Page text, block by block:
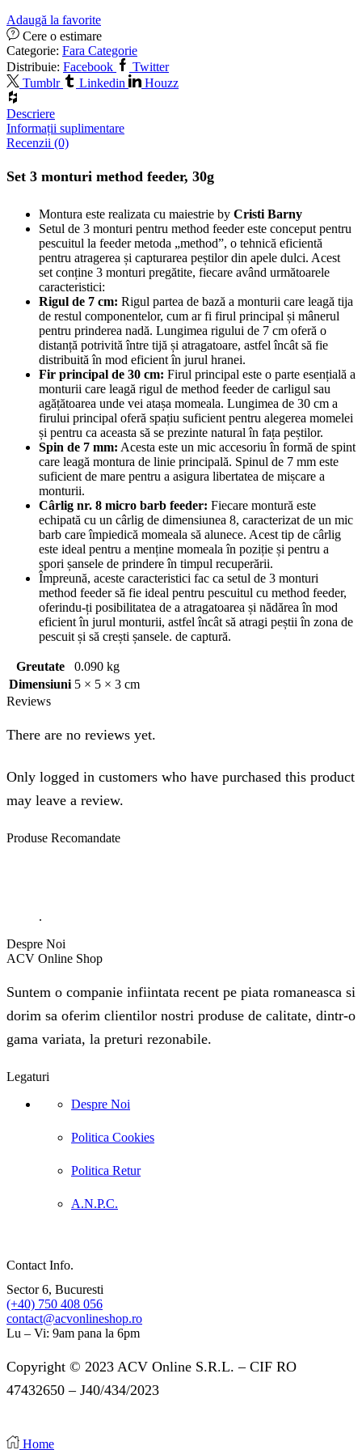
Adaugă la favorite
Cere o estimare
Categorie: Fara Categorie
Distribuie: Facebook
Twitter
Tumblr
Linkedin Houzz
Descriere
Informații suplimentare
Recenzii (0)
Set 3 monturi method feeder, 30g
Montura este realizata cu maiestrie by Cristi Barny
Setul de 3 monturi pentru method feeder este conceput pentru
pescuitul la feeder metoda „method”, o tehnică eficientă
pentru atragerea și capturarea peștilor din apele dulci. Acest
set conține 3 monturi pregătite, fiecare având următoarele
caracteristici:
Rigul de 7 cm: Rigul partea de bază a monturii care leagă tija
de restul componentelor, cum ar fi firul principal și mânerul
pentru prinderea nadă. Lungimea rigului de 7 cm oferă o
distanță potrivită între tijă și atragatoare, astfel încât să fie
distribuită în mod eficient în jurul hranei.
Fir principal de 30 cm: Firul principal este o parte esențială a
monturii care leagă rigul de method feeder de carligul sau
agățătoarea unde vei atașa momeala. Lungimea de 30 cm a
firului principal oferă spațiu suficient pentru alegerea momelei
și pentru ca aceasta să se prezinte natural în fața peștilor.
Spin de 7 mm: Acesta este un mic accesoriu în formă de spint
care leagă montura de linie principală. Spinul de 7 mm este
suficient de mare pentru a asigura libertatea de mișcare a
monturii.
Cârlig nr. 8 micro barb feeder: Fiecare montură este
echipată cu un cârlig de dimensiunea 8, caracterizat de un mic
barb care împiedică momeala să alunece. Acest tip de cârlig
este ideal pentru a menține momeala în poziție și pentru a
spori șansele de prindere în timpul recuperării.
Împreună, aceste caracteristici fac ca setul de 3 monturi
method feeder să fie ideal pentru pescuitul cu method feeder,
oferindu-ți posibilitatea de a atragatoarea și nădărea în mod
eficient în jurul monturii, astfel încât să atragi peștii în zona de
pescuit și să crești șansele. de captură.
Greutate
0.090 kg
Dimensiuni 5 × 5 × 3 cm
Reviews
There are no reviews yet.
Only logged in customers who have purchased this product
may leave a review.
Produse Recomandate
.
Despre Noi
ACV Online Shop
Suntem o companie infiintata recent pe piata romaneasca si
dorim sa oferim clientilor nostri produse de calitate, dintr-o
gama variata, la preturi rezonabile.
Legaturi
Despre Noi
Politica Cookies
Politica Retur
A.N.P.C.
Contact Info.
Sector 6, Bucuresti
(+40) 750 408 056
contact@acvonlineshop.ro
Lu – Vi: 9am pana la 6pm
Copyright © 2023 ACV Online S.R.L. – CIF RO
47432650 – J40/434/2023
Home